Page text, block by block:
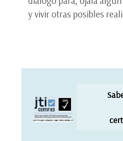
y vivir otras posibles